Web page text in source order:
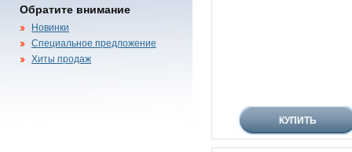
Обратите внимание
Новинки
Специальное предложение
Хиты продаж